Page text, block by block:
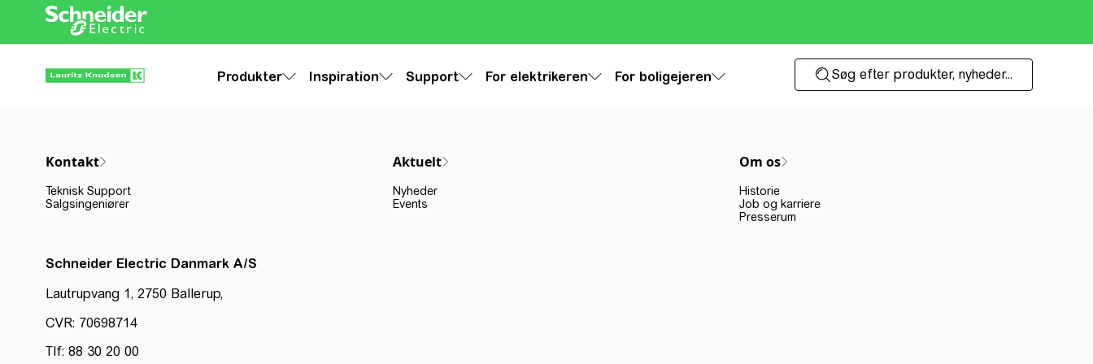
Produkter Inspiration Support For elektrikeren For boligejeren Søg efter produkter, nyheder...
Kontakt
Teknisk Support
Salgsingeniører
Aktuelt
Nyheder
Events
Om os
Historie
Job og karriere
Presserum
Schneider Electric Danmark A/S
Lautrupvang 1, 2750 Ballerup,
CVR: 70698714
Tlf: 88 30 20 00